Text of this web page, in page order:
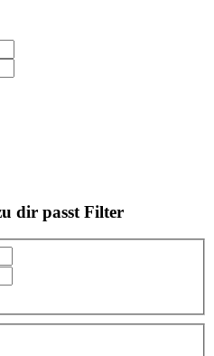
dir passt Filter